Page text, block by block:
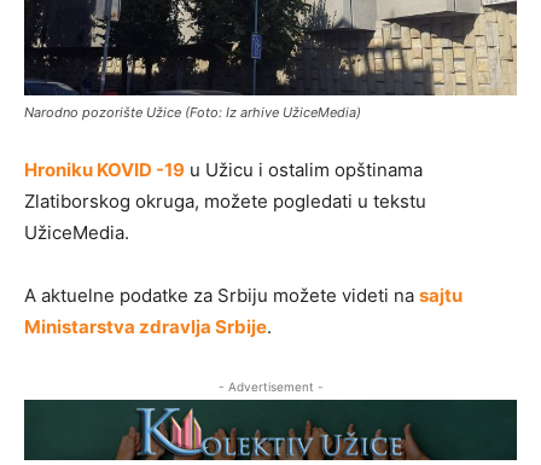
Narodno pozorište Užice (Foto: Iz arhive UžiceMedia)
Hroniku KOVID -19 u Užicu i ostalim opštinama
Zlatiborskog okruga, možete pogledati u tekstu
UžiceMedia.
A aktuelne podatke za Srbiju možete videti na sajtu
Ministarstva zdravlja Srbije.
- Advertisement -